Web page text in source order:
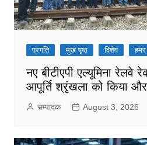
प्रगति मुख पृष्ठ विशेष
नए बीटीएपी एल्यूमिना रेलवे
आपूर्ति श्रृंखला को किया
सम्पादक August 3, 2026